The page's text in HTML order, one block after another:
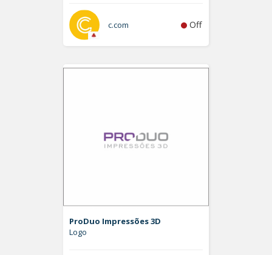
c.com Off
ProDuo Impressões 3D
Logo